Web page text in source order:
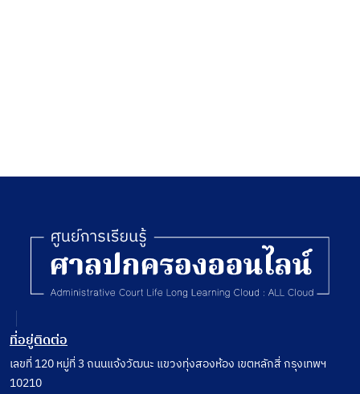
ที่อยู่ติดต่อ
เลขที่ 120 หมู่ที่ 3 ถนนแจ้งวัฒนะ แขวงทุ่งสองห้อง เขตหลักสี่ กรุงเทพฯ
10210